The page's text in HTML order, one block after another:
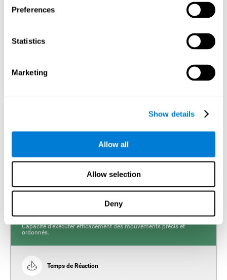
Preferences
Statistics
Marketing
Show details
Allow all
Allow selection
Deny
comme des lettres, des mots, etc. Un problème dans la
conscience qu’une altération de la mémoire de travail
travail est la capacité à retenir et manipuler l’information
complexes, comme la compréhension du langage,
mémoire de travail pourrait impliquer des difficultés pour
Coordination
Capacité d'exécuter efficacement des mouvements précis et
ordonnés.
Temps de Réaction